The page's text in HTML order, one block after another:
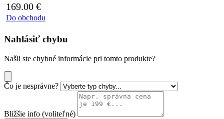
169.00 €
Do obchodu
Nahlásiť chybu
Našli ste chybné informácie pri tomto produkte?
Čo je nesprávne?
Bližšie info (voliteľné)